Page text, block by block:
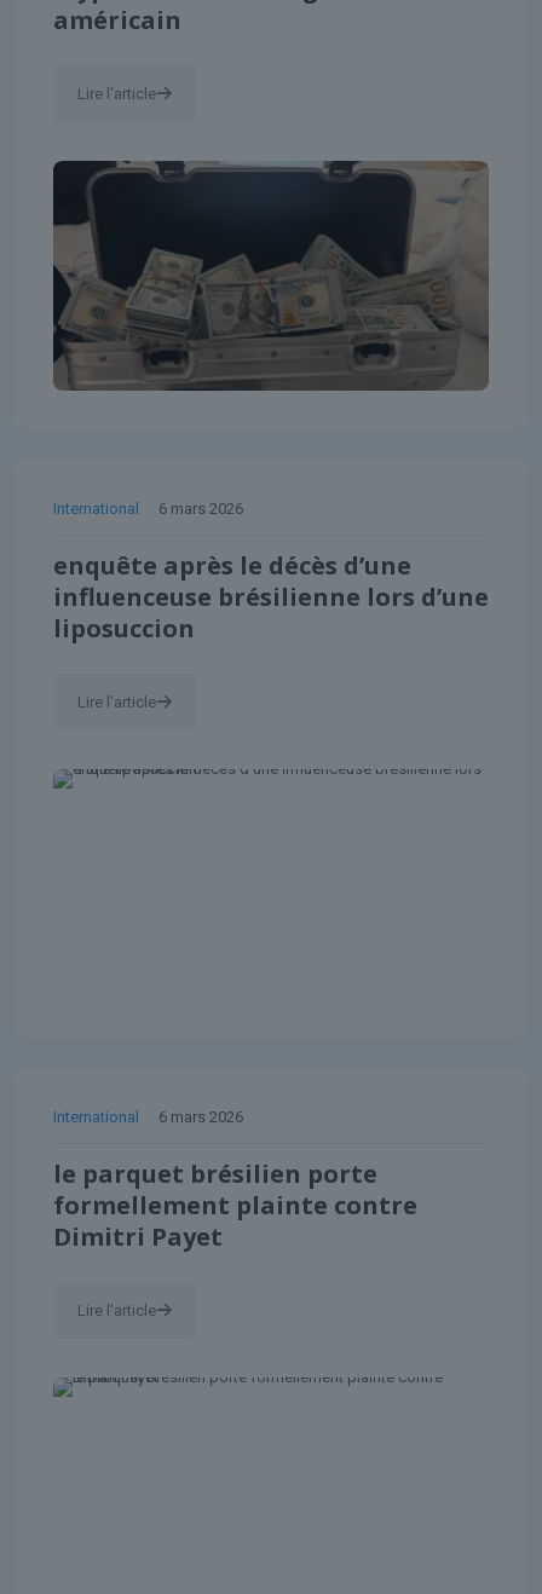
américain
Lire l'article
International 6 mars 2026
enquête après le décès d’une
influenceuse brésilienne lors d’une
liposuccion
Lire l'article
International 6 mars 2026
le parquet brésilien porte
formellement plainte contre
Dimitri Payet
Lire l'article